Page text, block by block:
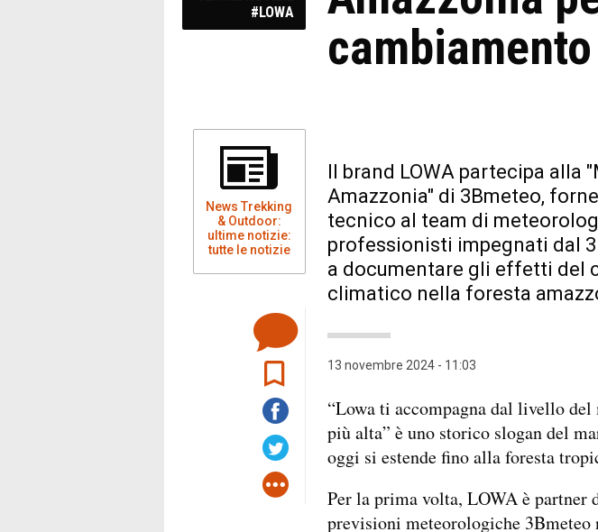
#LOWA
News Trekking
& Outdoor:
ultime notizie:
tutte le notizie
Il brand LOWA partecipa alla
Amazzonia" di 3Bmeteo,
tecnico al team di
professionisti impegnati dal
a documentare gli effetti del
climatico nella foresta
13 novembre 2024 - 11:03
“Lowa ti accompagna dal livello
più alta” è uno storico slogan del
oggi si estende fino alla foresta
Per la prima volta, LOWA è partner
previsioni meteorologiche 3Bmeteo